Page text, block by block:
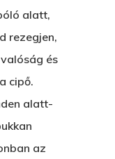
alatt,
rezegjen,
és
cipő.
alatt-
az